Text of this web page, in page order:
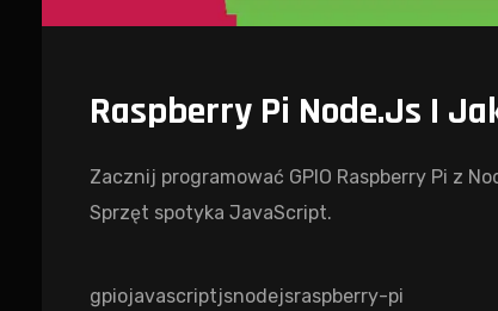
Raspberry Pi Node.js I
Zacznij programować GPIO Raspberry Pi z
Sprzęt spotyka JavaScript.
gpiojavascriptjsnodejsraspberry-pi